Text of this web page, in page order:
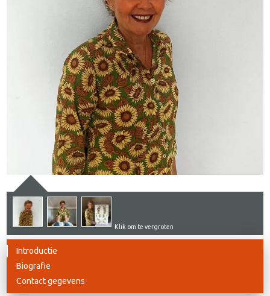
Klik om te vergroten
Introductie
Biografie
Contact gegevens